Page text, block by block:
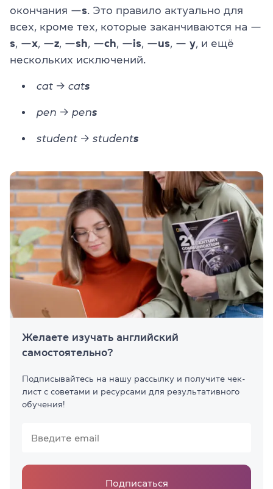
окончания —s . Это правило актуально для
всех, кроме тех, которые заканчиваются на —
s , —x , —z , —sh , —ch , —is , —us , — y , и ещё
нескольких исключений.
cat → cats
pen → pens
student → students
Желаете изучать английский
самостоятельно?
Подписывайтесь на нашу рассылку и получите чек-
лист с советами и ресурсами для результативного
обучения!
Подписаться